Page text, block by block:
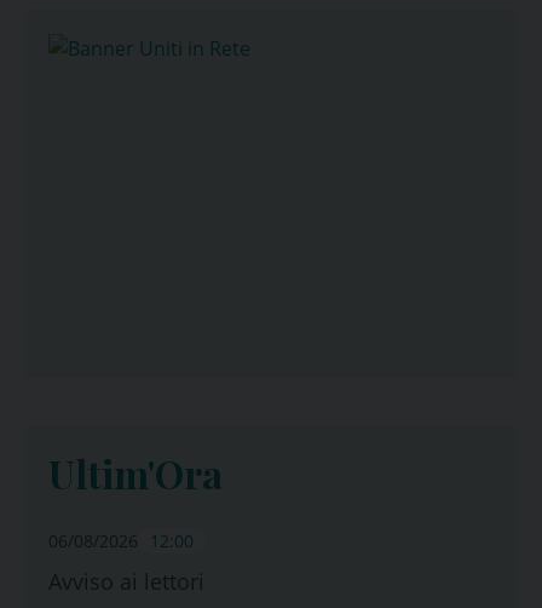
Ultim'Ora
06/08/2026 12:00
Avviso ai lettori